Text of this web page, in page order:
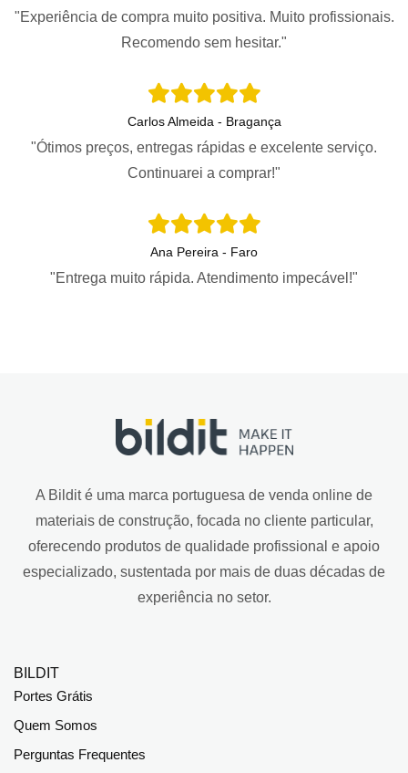
"Experiência de compra muito positiva. Muito profissionais.
Recomendo sem hesitar."
Carlos Almeida - Bragança
"Ótimos preços, entregas rápidas e excelente serviço.
Continuarei a comprar!"
Ana Pereira - Faro
"Entrega muito rápida. Atendimento impecável!"
A Bildit é uma marca portuguesa de venda online de
materiais de construção, focada no cliente particular,
oferecendo produtos de qualidade profissional e apoio
especializado, sustentada por mais de duas décadas de
experiência no setor.
BILDIT
Portes Grátis
Quem Somos
Perguntas Frequentes